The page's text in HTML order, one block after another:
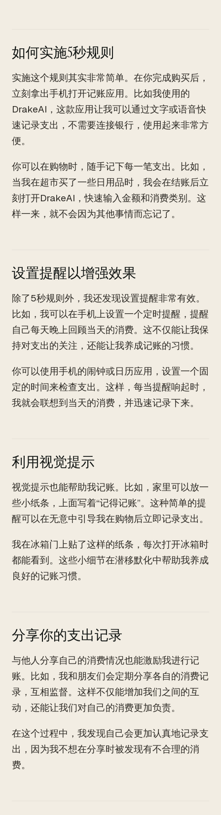
如何实施5秒规则
实施这个规则其实非常简单。在你完成购买后，
立刻拿出手机打开记账应用。比如我使用的
DrakeAI，这款应用让我可以通过文字或语音快
速记录支出，不需要连接银行，使用起来非常方
便。
你可以在购物时，随手记下每一笔支出。比如，
当我在超市买了一些日用品时，我会在结账后立
刻打开DrakeAI，快速输入金额和消费类别。这
样一来，就不会因为其他事情而忘记了。
设置提醒以增强效果
除了5秒规则外，我还发现设置提醒非常有效。
比如，我可以在手机上设置一个定时提醒，提醒
自己每天晚上回顾当天的消费。这不仅能让我保
持对支出的关注，还能让我养成记账的习惯。
你可以使用手机的闹钟或日历应用，设置一个固
定的时间来检查支出。这样，每当提醒响起时，
我就会联想到当天的消费，并迅速记录下来。
利用视觉提示
视觉提示也能帮助我记账。比如，家里可以放一
些小纸条，上面写着“记得记账”。这种简单的提
醒可以在无意中引导我在购物后立即记录支出。
我在冰箱门上贴了这样的纸条，每次打开冰箱时
都能看到。这些小细节在潜移默化中帮助我养成
良好的记账习惯。
分享你的支出记录
与他人分享自己的消费情况也能激励我进行记
账。比如，我和朋友们会定期分享各自的消费记
录，互相监督。这样不仅能增加我们之间的互
动，还能让我们对自己的消费更加负责。
在这个过程中，我发现自己会更加认真地记录支
出，因为我不想在分享时被发现有不合理的消
费。